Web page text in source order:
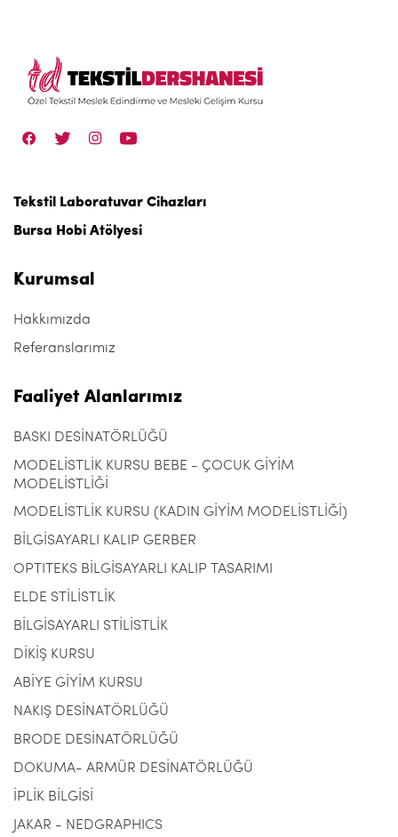
Tekstil Laboratuvar Cihazları
Bursa Hobi Atölyesi
Kurumsal
Hakkımızda
Referanslarımız
Faaliyet Alanlarımız
BASKI DESİNATÖRLÜĞÜ
MODELİSTLİK KURSU BEBE - ÇOCUK GİYİM
MODELİSTLİĞİ
MODELİSTLİK KURSU (KADIN GİYİM MODELİSTLİĞİ)
BİLGİSAYARLI KALIP GERBER
OPTITEKS BİLGİSAYARLI KALIP TASARIMI
ELDE STİLİSTLİK
BİLGİSAYARLI STİLİSTLİK
DİKİŞ KURSU
ABİYE GİYİM KURSU
NAKIŞ DESİNATÖRLÜĞÜ
BRODE DESİNATÖRLÜĞÜ
DOKUMA- ARMÜR DESİNATÖRLÜĞÜ
İPLİK BİLGİSİ
JAKAR - NEDGRAPHICS